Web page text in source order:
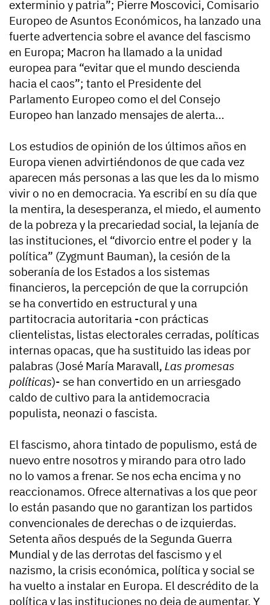
exterminio y patria”; Pierre Moscovici, Comisario
Europeo de Asuntos Económicos, ha lanzado una
fuerte advertencia sobre el avance del fascismo
en Europa; Macron ha llamado a la unidad
europea para “evitar que el mundo descienda
hacia el caos”; tanto el Presidente del
Parlamento Europeo como el del Consejo
Europeo han lanzado mensajes de alerta…
Los estudios de opinión de los últimos años en
Europa vienen advirtiéndonos de que cada vez
aparecen más personas a las que les da lo mismo
vivir o no en democracia. Ya escribí en su día que
la mentira, la desesperanza, el miedo, el aumento
de la pobreza y la precariedad social, la lejanía de
las instituciones, el “divorcio entre el poder y la
política” (Zygmunt Bauman), la cesión de la
soberanía de los Estados a los sistemas
financieros, la percepción de que la corrupción
se ha convertido en estructural y una
partitocracia autoritaria -con prácticas
clientelistas, listas electorales cerradas, políticas
internas opacas, que ha sustituido las ideas por
palabras (José María Maravall, Las promesas
políticas)- se han convertido en un arriesgado
caldo de cultivo para la antidemocracia
populista, neonazi o fascista.
El fascismo, ahora tintado de populismo, está de
nuevo entre nosotros y mirando para otro lado
no lo vamos a frenar. Se nos echa encima y no
reaccionamos. Ofrece alternativas a los que peor
lo están pasando que no garantizan los partidos
convencionales de derechas o de izquierdas.
Setenta años después de la Segunda Guerra
Mundial y de las derrotas del fascismo y el
nazismo, la crisis económica, política y social se
ha vuelto a instalar en Europa. El descrédito de la
política y las instituciones no deja de aumentar. Y